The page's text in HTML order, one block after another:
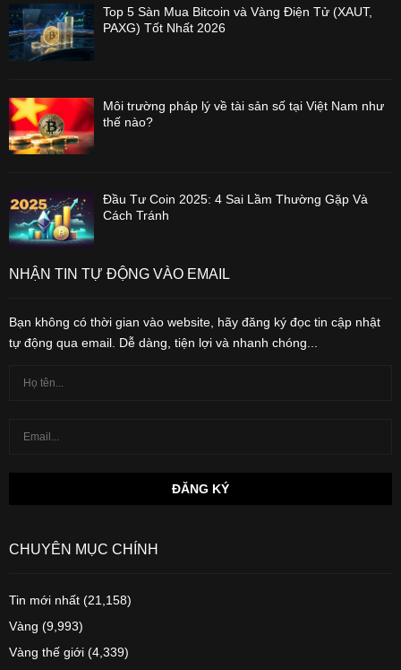
Top 5 Sàn Mua Bitcoin và Vàng Điện Tử (XAUT,
PAXG) Tốt Nhất 2026
Môi trường pháp lý về tài sản số tại Việt Nam như
thế nào?
Đầu Tư Coin 2025: 4 Sai Lầm Thường Gặp Và
Cách Tránh
NHẬN TIN TỰ ĐỘNG VÀO EMAIL
Bạn không có thời gian vào website, hãy đăng ký đọc tin cập nhật
tự động qua email. Dễ dàng, tiện lợi và nhanh chóng...
CHUYÊN MỤC CHÍNH
Tin mới nhất (21,158)
Vàng (9,993)
Vàng thế giới (4,339)